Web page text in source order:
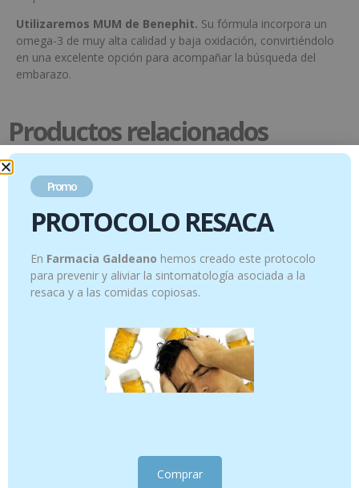
Utilizaremos MUM de Benephit. Su fórmula incorpora un
omega-3 de muy alta calidad y baja oxidación, convirtiéndolo
en una excelente opción para acompañar la búsqueda del
embarazo.
Productos relacionados
PACK TRATAMIENTO MOLUSCOS
Pack Monoi + Ylang
27.45€
Promo
PROTOCOLO RESACA
En Farmacia Galdeano hemos creado este protocolo
para prevenir y aliviar la sintomatología asociada a la
resaca y a las comidas copiosas.
Comprar